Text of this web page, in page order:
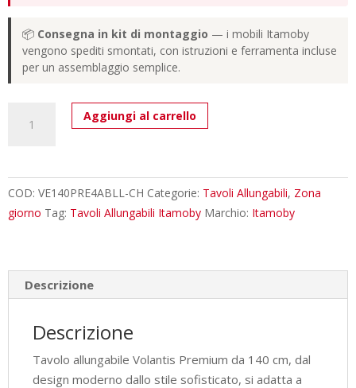
📦 Consegna in kit di montaggio — i mobili Itamoby
vengono spediti smontati, con istruzioni e ferramenta incluse
per un assemblaggio semplice.
allungabile
Volantis
Premium
multicolore
4/B
Aggiungi al carrello
COD: VE140PRE4ABLL-CH Categorie: Tavoli Allungabili, Zona
giorno Tag: Tavoli Allungabili Itamoby Marchio: Itamoby
Descrizione
Descrizione
Tavolo allungabile Volantis Premium da 140 cm, dal
design moderno dallo stile sofisticato, si adatta a